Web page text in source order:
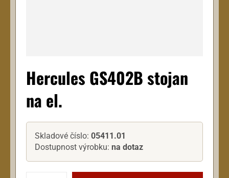
Hercules GS402B stojan
na el.
Skladové číslo: 05411.01
Dostupnost výrobku: na dotaz